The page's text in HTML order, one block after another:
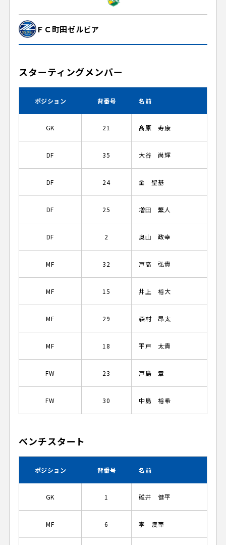
ＦＣ町田ゼルビア
スターティングメンバー
ポジション 背番号 名前
GK 21 髙原 寿康
DF 35 大谷 尚輝
DF 24 金 聖基
DF 25 増田 繁人
DF 2 奥山 政幸
MF 32 戸高 弘貴
MF 15 井上 裕大
MF 29 森村 昂太
MF 18 平戸 太貴
FW 23 戸島 章
FW 30 中島 裕希
ベンチスタート
ポジション 背番号 名前
GK 1 碓井 健平
MF 6 李 漢宰